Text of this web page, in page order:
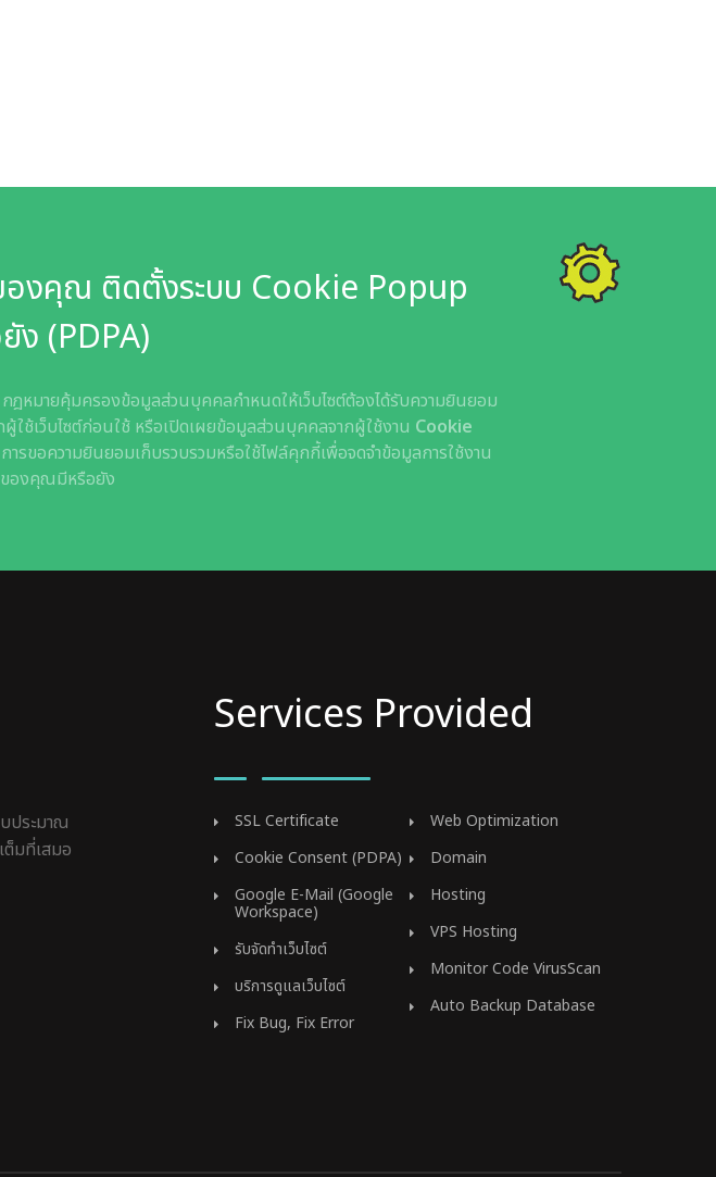
องคุณ ติดตั้งระบบ Cookie Popup
ง (PDPA)
ฎหมายคุ้มครองข้อมูลส่วนบุคคลกำหนดให้เว็บไซต์ต้องได้รับความยินยอม
ใช้เว็บไซต์ก่อนใช้ หรือเปิดเผยข้อมูลส่วนบุคคลจากผู้ใช้งาน Cookie
ารขอความยินยอมเก็บรวบรวมหรือใช้ไฟล์คุกกี้เพื่อจดจำข้อมูลการใช้งาน
ของคุณมีหรือยัง
ประมาณ
ต็มที่เสมอ
Services Provided
SSL Certificate
Cookie Consent (PDPA)
Google E-Mail (Google
Workspace)
รับจัดทำเว็บไซต์
บริการดูแลเว็บไซต์
Fix Bug, Fix Error
Web Optimization
Domain
Hosting
VPS Hosting
Monitor Code VirusScan
Auto Backup Database